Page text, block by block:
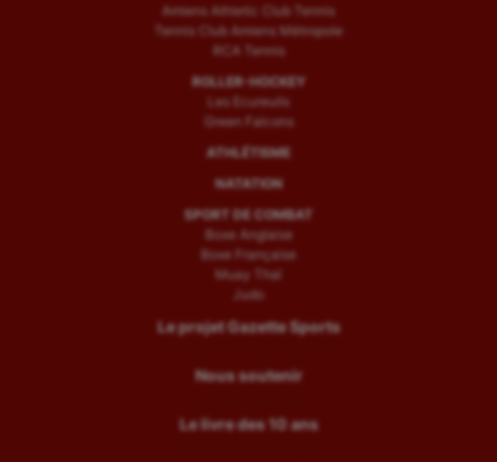
Amiens Athletic Club Tennis
Tennis Club Amiens Métropole
RCA Tennis
ROLLER-HOCKEY
Les Ecureuils
Green Falcons
ATHLÉTISME
NATATION
SPORT DE COMBAT
Boxe Anglaise
Boxe Française
Muay Thaï
Judo
Le projet Gazette Sports
Nous soutenir
Le livre des 10 ans